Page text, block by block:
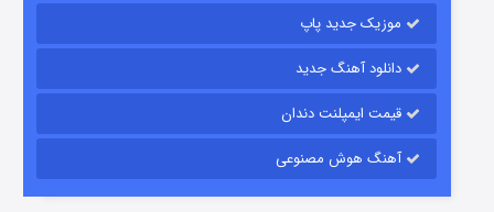
موزیک جدید پاپ
دانلود آهنگ جدید
قیمت ایمپلنت دندان
آهنگ هوش مصنوعی